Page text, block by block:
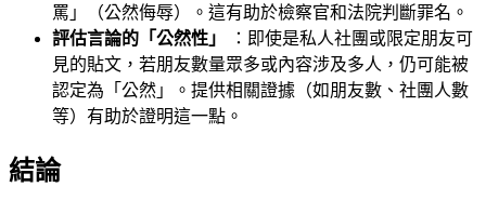
罵」（公然侮辱）。這有助於檢察官和法院判斷罪名。
評估言論的「公然性」
：即使是私人社團或限定朋友可
見的貼文，若朋友數量眾多或內容涉及多人，仍可能被
認定為「公然」。提供相關證據（如朋友數、社團人數
等）有助於證明這一點。
結論